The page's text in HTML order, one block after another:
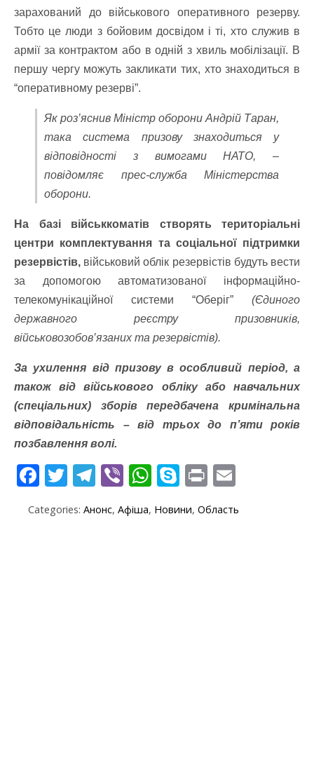
зарахований до військового оперативного резерву.
Тобто це люди з бойовим досвідом і ті, хто служив в
армії за контрактом або в одній з хвиль мобілізації. В
першу чергу можуть закликати тих, хто знаходиться в
“оперативному резерві”.
Як роз’яснив Міністр оборони Андрій Таран,
така система призову знаходиться у
відповідності з вимогами НАТО, –
повідомляє прес-служба Міністерства
оборони.
На базі військкоматів створять територіальні
центри комплектування та соціальної підтримки
резервістів, військовий облік резервістів будуть вести
за допомогою автоматизованої інформаційно-
телекомунікаційної системи “Оберіг” (Єдиного
державного реєстру призовників,
військовозобов’язаних та резервістів).
За ухилення від призову в особливий період, а
також від військового обліку або навчальних
(спеціальних) зборів передбачена кримінальна
відповідальність – від трьох до п’яти років
позбавлення волі.
F
e
T
itt
T
e
Vi
b
er
W
at
S
y
Pr
in
t ai
Categories: Анонс, Афіша, Новини, Область